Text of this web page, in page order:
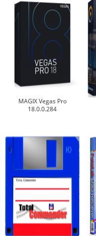
MAGIX Vegas Pro
18.0.0.284